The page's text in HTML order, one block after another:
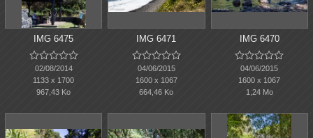
IMG 6475

02/08/2014
1133 x 1700
967,43 Ko
IMG 6471

04/06/2015
1600 x 1067
664,46 Ko
IMG 6470

04/06/2015
1600 x 1067
1,24 Mo